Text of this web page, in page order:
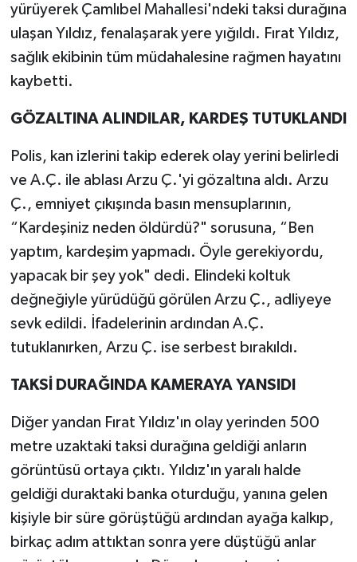
yürüyerek Çamlıbel Mahallesi'ndeki taksi durağına
ulaşan Yıldız, fenalaşarak yere yığıldı. Fırat Yıldız,
sağlık ekibinin tüm müdahalesine rağmen hayatını
kaybetti.
GÖZALTINA ALINDILAR, KARDEŞ TUTUKLANDI
Polis, kan izlerini takip ederek olay yerini belirledi
ve A.Ç. ile ablası Arzu Ç.'yi gözaltına aldı. Arzu
Ç., emniyet çıkışında basın mensuplarının,
“Kardeşiniz neden öldürdü?" sorusuna, “Ben
yaptım, kardeşim yapmadı. Öyle gerekiyordu,
yapacak bir şey yok" dedi. Elindeki koltuk
değneğiyle yürüdüğü görülen Arzu Ç., adliyeye
sevk edildi. İfadelerinin ardından A.Ç.
tutuklanırken, Arzu Ç. ise serbest bırakıldı.
TAKSİ DURAĞINDA KAMERAYA YANSIDI
Diğer yandan Fırat Yıldız'ın olay yerinden 500
metre uzaktaki taksi durağına geldiği anların
görüntüsü ortaya çıktı. Yıldız'ın yaralı halde
geldiği duraktaki banka oturduğu, yanına gelen
kişiyle bir süre görüştüğü ardından ayağa kalkıp,
birkaç adım attıktan sonra yere düştüğü anlar
Yaşam